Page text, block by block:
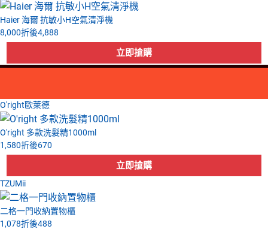
Haier 海爾 抗敏小H空氣清淨機
8,000折後4,888
O'right歐萊德
O'right 多款洗髮精1000ml
1,580折後670
TZUMii
二格一門收納置物櫃
1,078折後488